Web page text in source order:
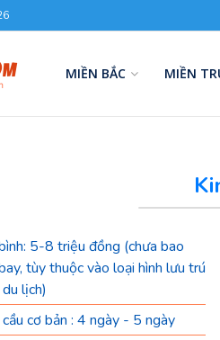
MIỀN BẮC MIỀN
5-8 triệu đồng (chưa bao
tùy thuộc vào loại hình lưu trú
lịch)
cơ bản : 4 ngày - 5 ngày